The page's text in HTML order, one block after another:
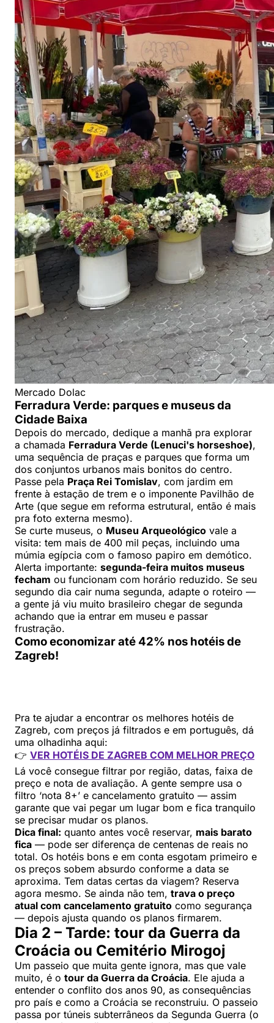
Mercado Dolac
Ferradura Verde: parques e museus da
Cidade Baixa
Depois do mercado, dedique a manhã pra explorar
a chamada Ferradura Verde (Lenuci's horseshoe),
uma sequência de praças e parques que forma um
dos conjuntos urbanos mais bonitos do centro.
Passe pela Praça Rei Tomislav, com jardim em
frente à estação de trem e o imponente Pavilhão de
Arte (que segue em reforma estrutural, então é mais
pra foto externa mesmo).
Se curte museus, o Museu Arqueológico vale a
visita: tem mais de 400 mil peças, incluindo uma
múmia egípcia com o famoso papiro em demótico.
Alerta importante: segunda-feira muitos museus
fecham ou funcionam com horário reduzido. Se seu
segundo dia cair numa segunda, adapte o roteiro —
a gente já viu muito brasileiro chegar de segunda
achando que ia entrar em museu e passar
frustração.
Como economizar até 42% nos hotéis de
Zagreb!
Pra te ajudar a encontrar os melhores hotéis de
Zagreb, com preços já filtrados e em português, dá
uma olhadinha aqui:
👉 VER HOTÉIS DE ZAGREB COM MELHOR PREÇO
Lá você consegue filtrar por região, datas, faixa de
preço e nota de avaliação. A gente sempre usa o
filtro ‘nota 8+’ e cancelamento gratuito — assim
garante que vai pegar um lugar bom e fica tranquilo
se precisar mudar os planos.
Dica final: quanto antes você reservar, mais barato
fica — pode ser diferença de centenas de reais no
total. Os hotéis bons e em conta esgotam primeiro e
os preços sobem absurdo conforme a data se
aproxima. Tem datas certas da viagem? Reserva
agora mesmo. Se ainda não tem, trava o preço
atual com cancelamento gratuito como segurança
— depois ajusta quando os planos firmarem.
Dia 2 – Tarde: tour da Guerra da
Croácia ou Cemitério Mirogoj
Um passeio que muita gente ignora, mas que vale
muito, é o tour da Guerra da Croácia. Ele ajuda a
entender o conflito dos anos 90, as consequências
pro país e como a Croácia se reconstruiu. O passeio
passa por túneis subterrâneos da Segunda Guerra (o